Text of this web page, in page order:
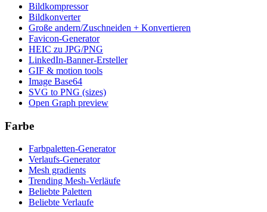
Bildkompressor
Bildkonverter
Große andern/Zuschneiden + Konvertieren
Favicon-Generator
HEIC zu JPG/PNG
LinkedIn-Banner-Ersteller
GIF & motion tools
Image Base64
SVG to PNG (sizes)
Open Graph preview
Farbe
Farbpaletten-Generator
Verlaufs-Generator
Mesh gradients
Trending Mesh-Verläufe
Beliebte Paletten
Beliebte Verlaufe